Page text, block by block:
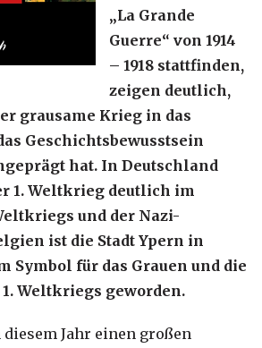
„La Grande
Guerre“ von 1914
– 1918 stattfinden,
zeigen deutlich,
grausame Krieg in das
Geschichtsbewusstsein
hat. In Deutschland
1. Weltkrieg deutlich im
und der Nazi-
ist die Stadt Ypern in
Symbol für das Grauen und die
Weltkriegs geworden.
diesem Jahr einen großen